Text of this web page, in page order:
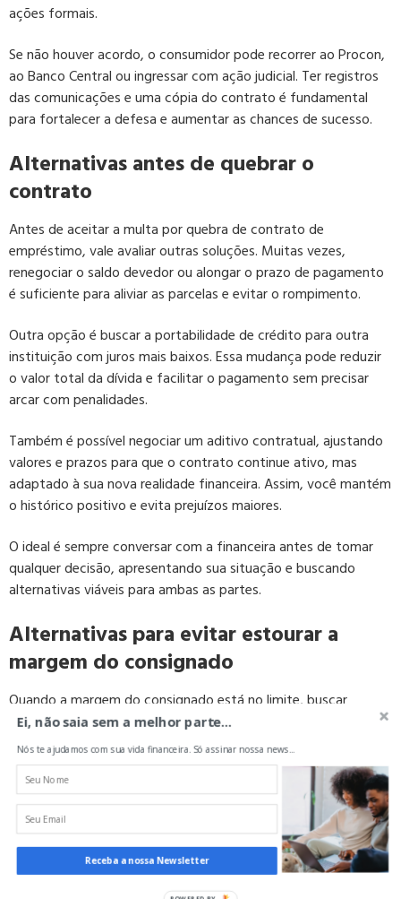
ações formais.
Se não houver acordo, o consumidor pode recorrer ao Procon,
ao Banco Central ou ingressar com ação judicial. Ter registros
das comunicações e uma cópia do contrato é fundamental
para fortalecer a defesa e aumentar as chances de sucesso.
Alternativas antes de quebrar o
contrato
Antes de aceitar a multa por quebra de contrato de
empréstimo, vale avaliar outras soluções. Muitas vezes,
renegociar o saldo devedor ou alongar o prazo de pagamento
é suficiente para aliviar as parcelas e evitar o rompimento.
Outra opção é buscar a portabilidade de crédito para outra
instituição com juros mais baixos. Essa mudança pode reduzir
o valor total da dívida e facilitar o pagamento sem precisar
arcar com penalidades.
Também é possível negociar um aditivo contratual, ajustando
valores e prazos para que o contrato continue ativo, mas
adaptado à sua nova realidade financeira. Assim, você mantém
o histórico positivo e evita prejuízos maiores.
O ideal é sempre conversar com a financeira antes de tomar
qualquer decisão, apresentando sua situação e buscando
alternativas viáveis para ambas as partes.
Alternativas para evitar estourar a
margem do consignado
Quando a margem do consignado está no limite, buscar
alternativas pode evitar que a situação se agrave. Uma das
opções é a renegociação de dívidas, que permite ajustar
valores e prazos para reduzir o impacto mensal sem perder o
controle das finanças. Essa ação evita atrasos e protege o
histórico de crédito.
Outra possibilidade é a portabilidade de crédito, que transfere
o saldo para outra instituição com taxas de juros menores.
Ei, não saia sem a melhor parte...
Nós te ajudamos com sua vida financeira. Só assinar nossa news...
Receba a nossa Newsletter